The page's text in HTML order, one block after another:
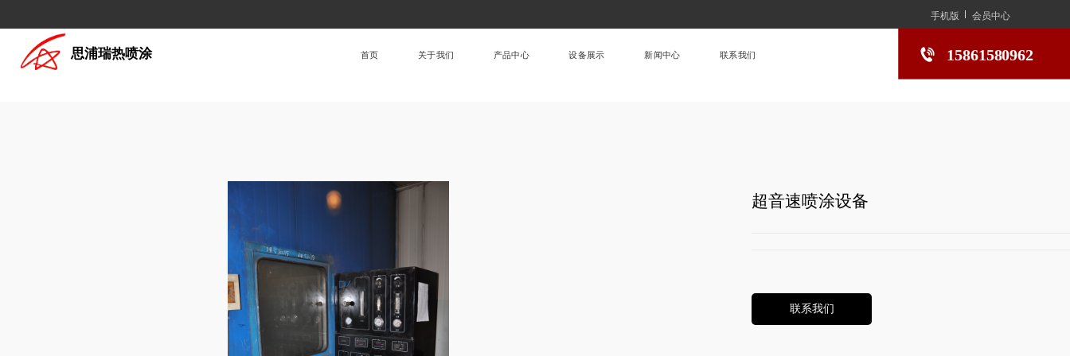
手机版 会员中心
首页 关于我们 产品中心 设备展示 新闻中心 联系我们 15861580962
思浦瑞热喷涂
超音速喷涂设备
联系我们